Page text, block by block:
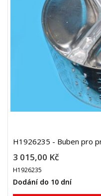
H1926235 - Buben pro
3 015,00 Kč
H1926235
Dodání do 10 dní